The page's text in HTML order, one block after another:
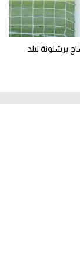
برشلونة لبلد